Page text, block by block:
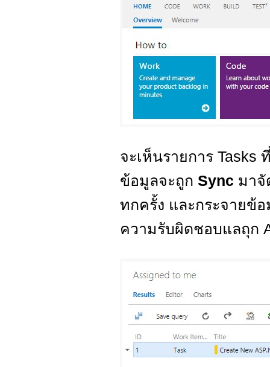
จะเห็นรายการ
ข้อมูลจะถูก Sync มา
ทกครั้ง และกระจายข้
ความรับผิดชอบแลถุก